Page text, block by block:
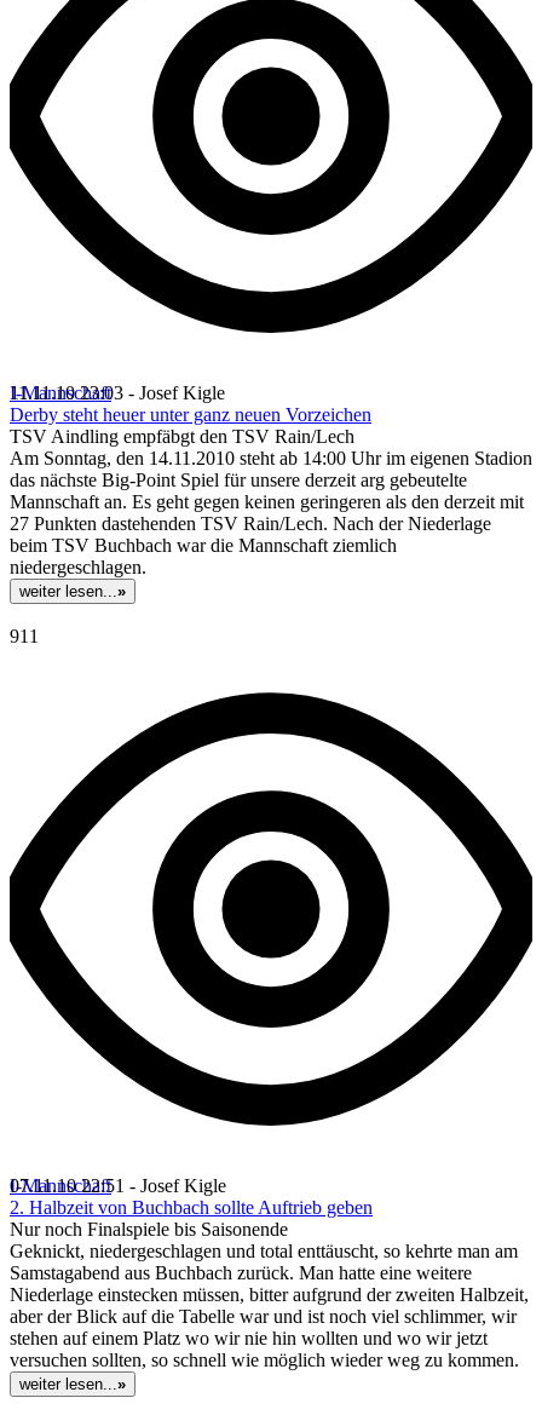
I-Mannschaft
11.11.10 23:03 - Josef Kigle
Derby steht heuer unter ganz neuen Vorzeichen
TSV Aindling empfäbgt den TSV Rain/Lech
Am Sonntag, den 14.11.2010 steht ab 14:00 Uhr im eigenen Stadion
das nächste Big-Point Spiel für unsere derzeit arg gebeutelte
Mannschaft an. Es geht gegen keinen geringeren als den derzeit mit
27 Punkten dastehenden TSV Rain/Lech. Nach der Niederlage
beim TSV Buchbach war die Mannschaft ziemlich
niedergeschlagen.
weiter lesen...»
911
I-Mannschaft
07.11.10 22:51 - Josef Kigle
2. Halbzeit von Buchbach sollte Auftrieb geben
Nur noch Finalspiele bis Saisonende
Geknickt, niedergeschlagen und total enttäuscht, so kehrte man am
Samstagabend aus Buchbach zurück. Man hatte eine weitere
Niederlage einstecken müssen, bitter aufgrund der zweiten Halbzeit,
aber der Blick auf die Tabelle war und ist noch viel schlimmer, wir
stehen auf einem Platz wo wir nie hin wollten und wo wir jetzt
versuchen sollten, so schnell wie möglich wieder weg zu kommen.
weiter lesen...»